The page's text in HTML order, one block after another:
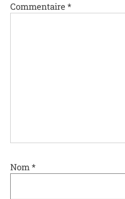
Commentaire*
Nom*